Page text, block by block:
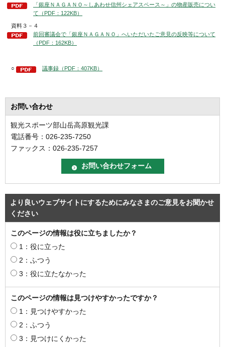
「銀座ＮＡＧＡＮＯ～しあわせ信州シェアスペース～」の物産販売につい
て（PDF：122KB）
資料３－４
前回審議会で「銀座ＮＡＧＡＮＯ」へいただいたご意見の反映等について
（PDF：162KB）
○ 議事録（PDF：407KB）
お問い合わせ
観光スポーツ部山岳高原観光課
電話番号：026-235-7250
ファックス：026-235-7257
より良いウェブサイトにするためにみなさまのご意見をお聞かせ
ください
このページの情報は役に立ちましたか？
1：役に立った
2：ふつう
3：役に立たなかった
このページの情報は見つけやすかったですか？
1：見つけやすかった
2：ふつう
3：見つけにくかった